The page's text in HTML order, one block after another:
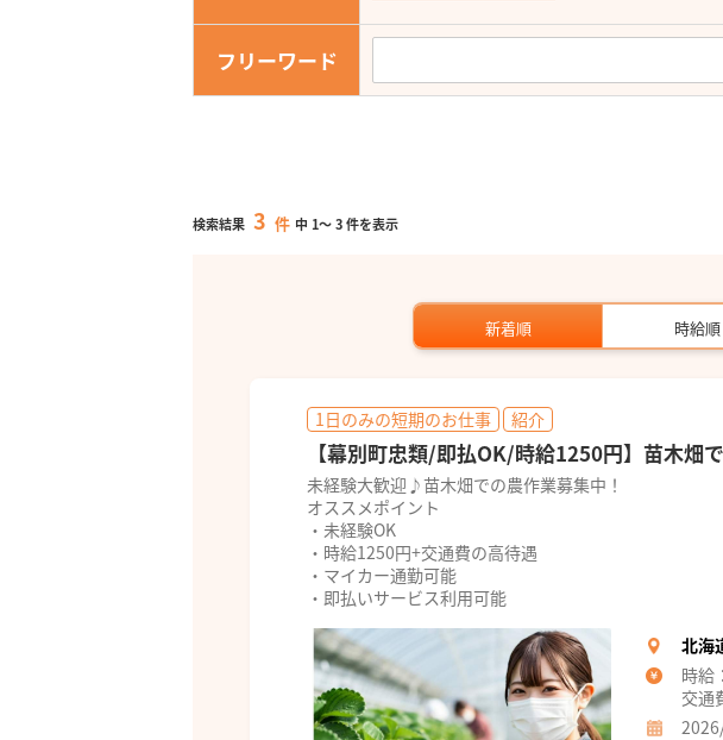
フリーワード
検索結果 3 件 中 1～3件を表示
新着順 時給順
1日のみの短期のお仕事 紹介
【幕別町忠類/即払OK/時給1250円】苗木畑
未経験大歓迎♪苗木畑での農作業募集中！
オススメポイント
・未経験OK
・時給1250円+交通費の高待遇
・マイカー通勤可能
・即払いサービス利用可能
北海
時給
交通